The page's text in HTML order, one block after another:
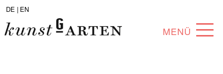
DE | EN
MENÜ